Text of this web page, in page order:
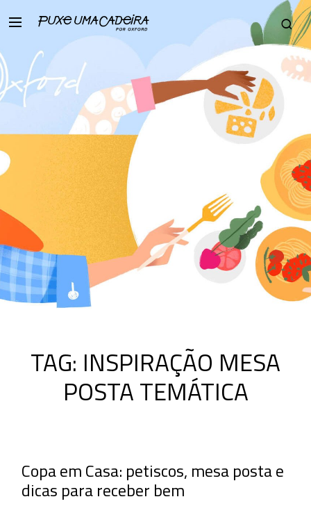
TAG: INSPIRAÇÃO MESA
POSTA TEMÁTICA
Copa em Casa: petiscos, mesa posta e
dicas para receber bem